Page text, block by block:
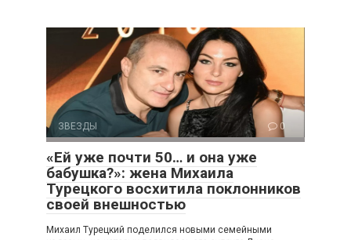
ЗВЕЗДЫ 0
«Ей уже почти 50… и она уже
бабушка?»: жена Михаила
Турецкого восхитила поклонников
своей внешностью
Михаил Турецкий поделился новыми семейными